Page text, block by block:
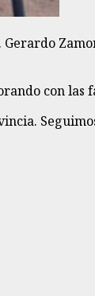
Gerardo
con las